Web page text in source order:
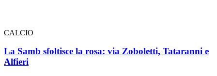
CALCIO
La Samb sfoltisce la rosa: via Zoboletti, Tataranni e
Alfieri